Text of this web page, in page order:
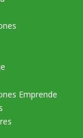
Emprende